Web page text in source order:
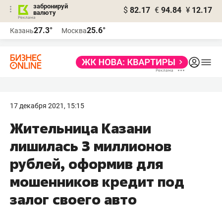
забронируй
валюту
$ 82.17 € 94.84 ¥ 12.17
Казань27.3° Москва25.6°
17 декабря 2021, 15:15
Жительница Казани
лишилась 3 миллионов
рублей, оформив для
мошенников кредит под
залог своего авто